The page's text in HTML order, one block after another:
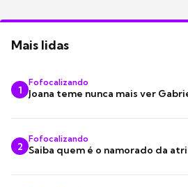
Mais lidas
1
Fofocalizando
Joana teme nunca mais ver
2
Fofocalizando
Saiba quem é o namorado da